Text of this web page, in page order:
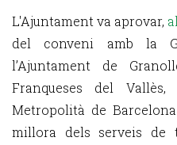
L'Ajuntament va aprovar,
del conveni amb la
l’Ajuntament de
Franqueses del
Metropolità de
millora dels serveis de